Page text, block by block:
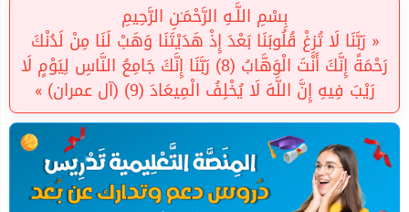
بِسْمِ اللَّـهِ الرَّحْمَـٰنِ الرَّحِيمِ
« رَبَّنَا لَا تُزِغْ قُلُوبَنَا بَعْدَ إِذْ هَدَيْتَنَا وَهَبْ لَنَا مِنْ لَدُنْكَ
رَحْمَةً إِنَّكَ أَنْتَ الْوَهَّابُ (8) رَبَّنَا إِنَّكَ جَامِعُ النَّاسِ لِيَوْمٍ لَا
رَيْبَ فِيهِ إِنَّ اللَّهَ لَا يُخْلِفُ الْمِيعَادَ (9) (آل عمران) »